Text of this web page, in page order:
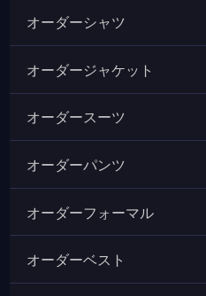
オーダーシャツ
オーダージャケット
オーダースーツ
オーダーパンツ
オーダーフォーマル
オーダーベスト